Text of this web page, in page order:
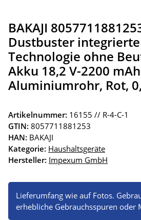
BAKAJI
Dustbuster
Technologie ohne
Akku 18,2 V-2200 mAh
Aluminiumrohr, Rot,
Artikelnummer: 16155 // R-4-C-1
GTIN: 8057711881253
HAN: BAKAJI
Kategorie: Haushaltsgeräte
Hersteller: Impexum GmbH
Lieferumfang wie auf Fotos.
erhebliche Gebrauchsspuren oder